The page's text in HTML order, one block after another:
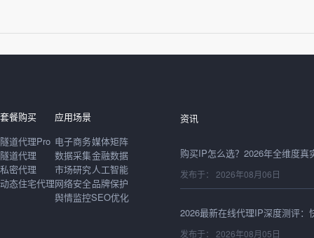
套餐购买
隧道代理Pro
隧道代理
私密代理
动态住宅代理
应用场景
电子商务
数据采集
市场研究
网络安全
舆情监控
媒体矩阵
金融数据
人工智能
品牌保护
SEO优化
资讯
发布于： 2026年08月06日
发布于： 2026年08月06日
发布于： 2026年08月05日